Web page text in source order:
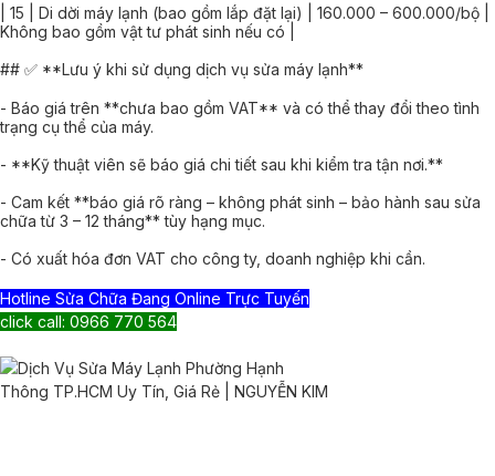
| 15 | Di dời máy lạnh (bao gồm lắp đặt lại) | 160.000 – 600.000/bộ |
Không bao gồm vật tư phát sinh nếu có |
## ✅ **Lưu ý khi sử dụng dịch vụ sửa máy lạnh**
- Báo giá trên **chưa bao gồm VAT** và có thể thay đổi theo tình
trạng cụ thể của máy.
- **Kỹ thuật viên sẽ báo giá chi tiết sau khi kiểm tra tận nơi.**
- Cam kết **báo giá rõ ràng – không phát sinh – bảo hành sau sửa
chữa từ 3 – 12 tháng** tùy hạng mục.
- Có xuất hóa đơn VAT cho công ty, doanh nghiệp khi cần.
Hotline Sửa Chữa Đang Online Trực Tuyến
click call: 0966 770 564